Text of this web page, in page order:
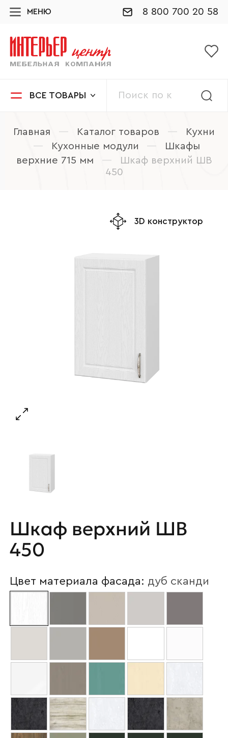
МЕНЮ 8 800 700 20 58
ВСЕ ТОВАРЫ
Главная — Каталог товаров —
Кухни
—
Кухонные модули —
Шкафы
верхние 715 мм
—
Шкаф верхний ШВ
450
3D конструктор
Шкаф верхний ШВ
450
Цвет материала фасада: дуб сканди